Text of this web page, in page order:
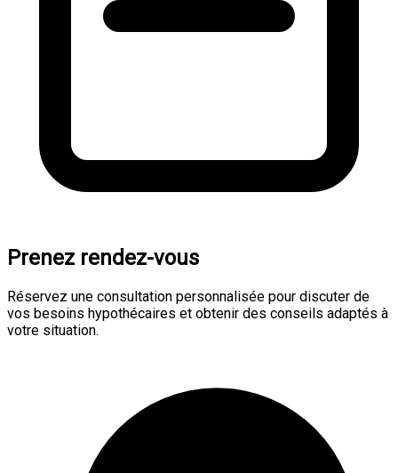
Prenez rendez-vous
Réservez une consultation personnalisée pour discuter de
vos besoins hypothécaires et obtenir des conseils adaptés à
votre situation.